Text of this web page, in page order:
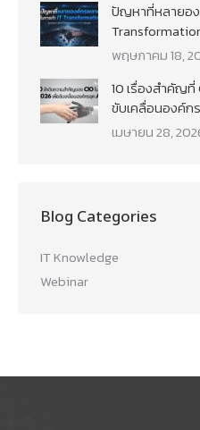
ปัญหาที่หลายอ
พฤษภาคม 18,
10 เรื่องสำคัญที่
ขับเคลื่อนองค์ก
เมษายน 28,
Blog Categories
IT Knowledge
Webinar